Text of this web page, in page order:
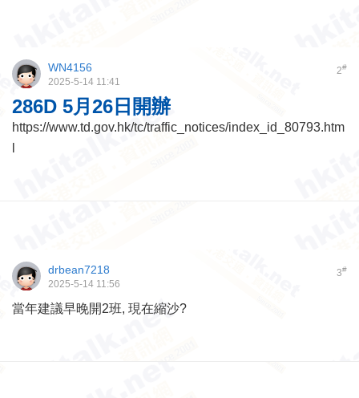
2#
WN4156
2025-5-14 11:41
286D 5月26日開辦
https://www.td.gov.hk/tc/traffic_notices/index_id_80793.htm
3#
drbean7218
2025-5-14 11:56
當年建議早晚開2班, 現在縮沙?